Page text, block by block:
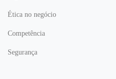
Ética no negócio
Competência
Segurança